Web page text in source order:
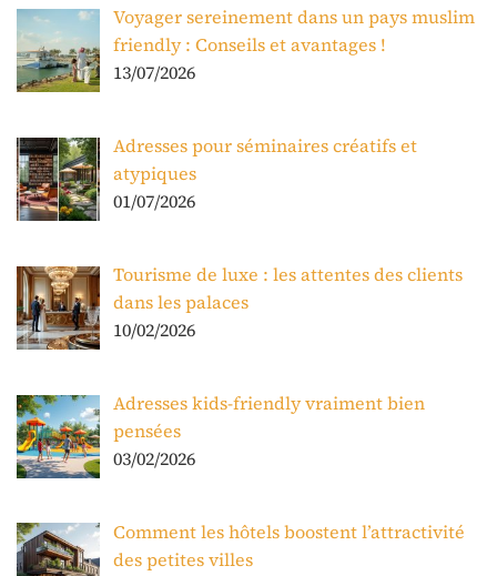
Voyager sereinement dans un pays muslim
friendly : Conseils et avantages !
13/07/2026
Adresses pour séminaires créatifs et
atypiques
01/07/2026
Tourisme de luxe : les attentes des clients
dans les palaces
10/02/2026
Adresses kids-friendly vraiment bien
pensées
03/02/2026
Comment les hôtels boostent l’attractivité
des petites villes